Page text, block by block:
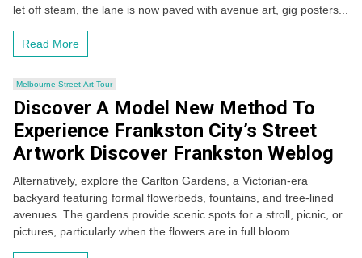
let off steam, the lane is now paved with avenue art, gig posters...
Read More
Melbourne Street Art Tour
Discover A Model New Method To
Experience Frankston City’s Street
Artwork Discover Frankston Weblog
Alternatively, explore the Carlton Gardens, a Victorian-era
backyard featuring formal flowerbeds, fountains, and tree-lined
avenues. The gardens provide scenic spots for a stroll, picnic, or
pictures, particularly when the flowers are in full bloom....